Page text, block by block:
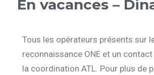
En vacances –
Tous les opérateurs présents sur
reconnaissance ONE et un
la coordination ATL. Pour plus de